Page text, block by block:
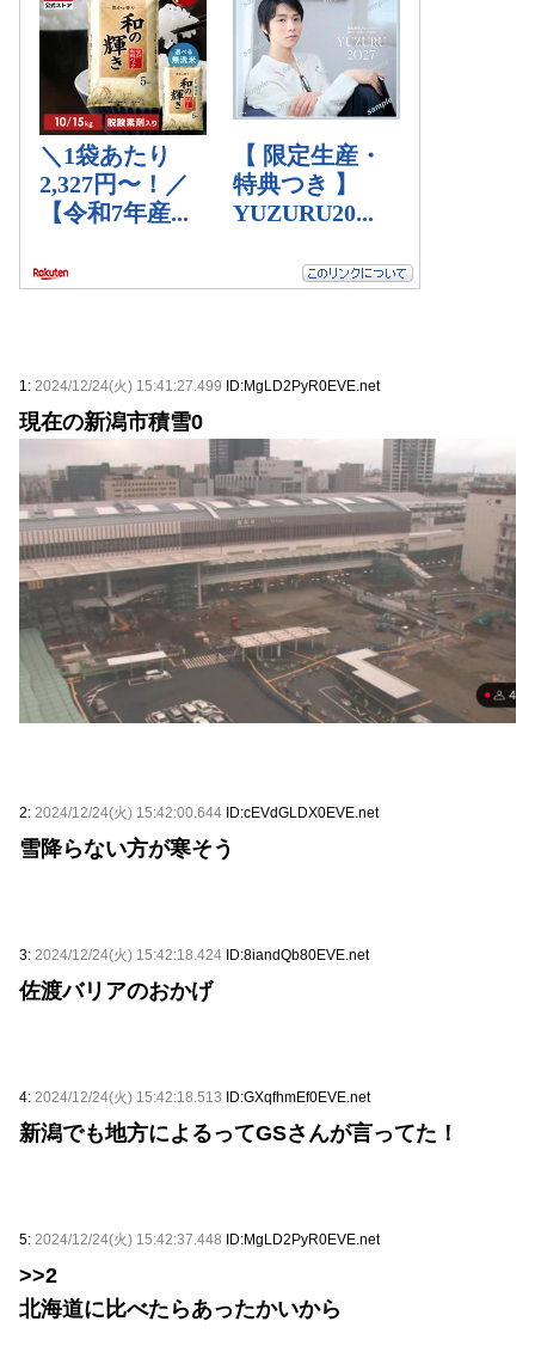
1: 2024/12/24(火) 15:41:27.499 ID:MgLD2PyR0EVE.net
現在の新潟市積雪0
2: 2024/12/24(火) 15:42:00.644 ID:cEVdGLDX0EVE.net
雪降らない方が寒そう
3: 2024/12/24(火) 15:42:18.424 ID:8iandQb80EVE.net
佐渡バリアのおかげ
4: 2024/12/24(火) 15:42:18.513 ID:GXqfhmEf0EVE.net
新潟でも地方によるってGSさんが言ってた！
5: 2024/12/24(火) 15:42:37.448 ID:MgLD2PyR0EVE.net
>>2
北海道に比べたらあったかいから